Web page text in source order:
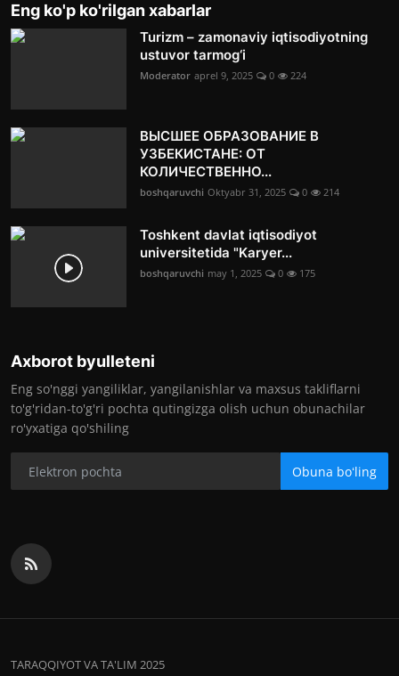
Eng ko'p ko'rilgan xabarlar
Turizm – zamonaviy iqtisodiyotning
ustuvor tarmog‘i
Moderator aprel 9, 2025 0 224
ВЫСШЕЕ ОБРАЗОВАНИЕ В
УЗБЕКИСТАНЕ: ОТ
КОЛИЧЕСТВЕННО...
boshqaruvchi Oktyabr 31, 2025 0 214
Toshkent davlat iqtisodiyot
universitetida "Karyer...
boshqaruvchi may 1, 2025 0 175
Axborot byulleteni
Eng so'nggi yangiliklar, yangilanishlar va maxsus takliflarni
to'g'ridan-to'g'ri pochta qutingizga olish uchun obunachilar
ro'yxatiga qo'shiling
Obuna boʻling
TARAQQIYOT VA TA'LIM 2025